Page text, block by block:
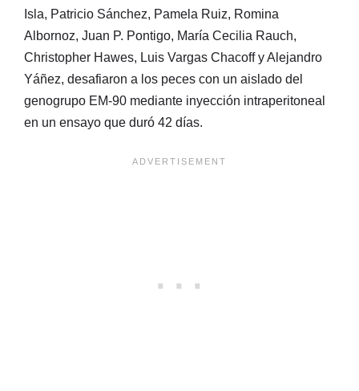
Isla, Patricio Sánchez, Pamela Ruiz, Romina
Albornoz, Juan P. Pontigo, María Cecilia Rauch,
Christopher Hawes, Luis Vargas Chacoff y Alejandro
Yáñez, desafiaron a los peces con un aislado del
genogrupo EM-90 mediante inyección intraperitoneal
en un ensayo que duró 42 días.